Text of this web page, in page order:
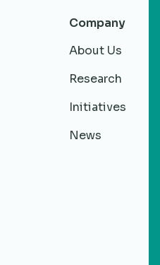
Company
About Us
Research
Initiatives
News